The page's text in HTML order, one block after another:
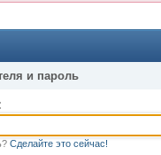
и пароль
Сделайте это сейчас!